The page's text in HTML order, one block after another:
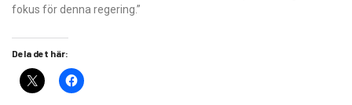
fokus för denna regering.”
Dela det här: